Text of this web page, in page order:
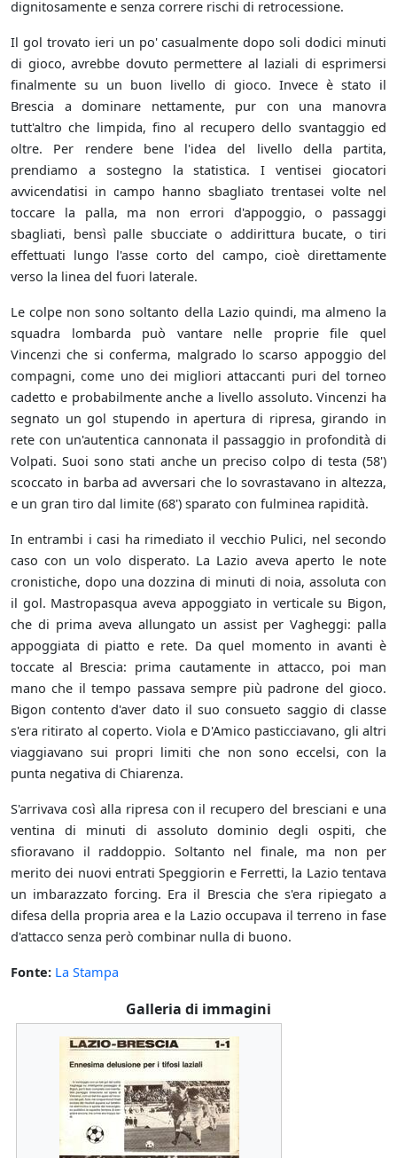
dignitosamente e senza correre rischi di retrocessione.
Il gol trovato ieri un po' casualmente dopo soli dodici minuti
di gioco, avrebbe dovuto permettere al laziali di esprimersi
finalmente su un buon livello di gioco. Invece è stato il
Brescia a dominare nettamente, pur con una manovra
tutt'altro che limpida, fino al recupero dello svantaggio ed
oltre. Per rendere bene l'idea del livello della partita,
prendiamo a sostegno la statistica. I ventisei giocatori
avvicendatisi in campo hanno sbagliato trentasei volte nel
toccare la palla, ma non errori d'appoggio, o passaggi
sbagliati, bensì palle sbucciate o addirittura bucate, o tiri
effettuati lungo l'asse corto del campo, cioè direttamente
verso la linea del fuori laterale.
Le colpe non sono soltanto della Lazio quindi, ma almeno la
squadra lombarda può vantare nelle proprie file quel
Vincenzi che si conferma, malgrado lo scarso appoggio del
compagni, come uno dei migliori attaccanti puri del torneo
cadetto e probabilmente anche a livello assoluto. Vincenzi ha
segnato un gol stupendo in apertura di ripresa, girando in
rete con un'autentica cannonata il passaggio in profondità di
Volpati. Suoi sono stati anche un preciso colpo di testa (58')
scoccato in barba ad avversari che lo sovrastavano in altezza,
e un gran tiro dal limite (68') sparato con fulminea rapidità.
In entrambi i casi ha rimediato il vecchio Pulici, nel secondo
caso con un volo disperato. La Lazio aveva aperto le note
cronistiche, dopo una dozzina di minuti di noia, assoluta con
il gol. Mastropasqua aveva appoggiato in verticale su Bigon,
che di prima aveva allungato un assist per Vagheggi: palla
appoggiata di piatto e rete. Da quel momento in avanti è
toccate al Brescia: prima cautamente in attacco, poi man
mano che il tempo passava sempre più padrone del gioco.
Bigon contento d'aver dato il suo consueto saggio di classe
s'era ritirato al coperto. Viola e D'Amico pasticciavano, gli altri
viaggiavano sui propri limiti che non sono eccelsi, con la
punta negativa di Chiarenza.
S'arrivava così alla ripresa con il recupero del bresciani e una
ventina di minuti di assoluto dominio degli ospiti, che
sfioravano il raddoppio. Soltanto nel finale, ma non per
merito dei nuovi entrati Speggiorin e Ferretti, la Lazio tentava
un imbarazzato forcing. Era il Brescia che s'era ripiegato a
difesa della propria area e la Lazio occupava il terreno in fase
d'attacco senza però combinar nulla di buono.
Fonte: La Stampa
Galleria di immagini